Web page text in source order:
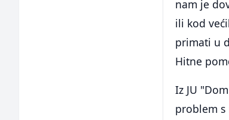
nam je
ili kod
primati u
Hitne
Iz JU
problem s